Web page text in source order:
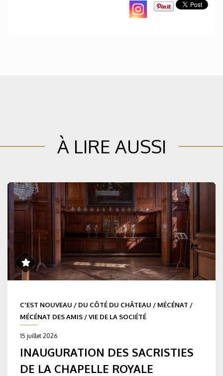
À LIRE AUSSI
C'EST NOUVEAU / DU CÔTÉ DU CHÂTEAU / MÉCÉNAT /
MÉCÉNAT DES AMIS /VIE DE LA SOCIÉTÉ
15 juillet 2026
INAUGURATION DES SACRISTIES
DE LA CHAPELLE ROYALE